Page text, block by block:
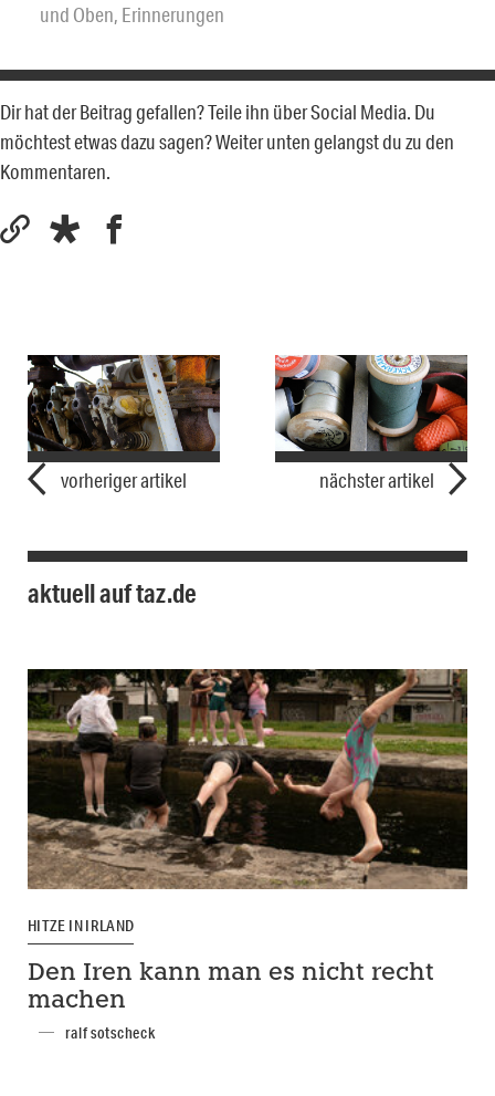
und Oben, Erinnerungen
Dir hat der Beitrag gefallen? Teile ihn über Social Media. Du
möchtest etwas dazu sagen? Weiter unten gelangst du zu den
Kommentaren.
vorheriger artikel nächster artikel
aktuell auf taz.de
HITZE IN IRLAND
Den Iren kann man es nicht recht
machen
ralf sotscheck